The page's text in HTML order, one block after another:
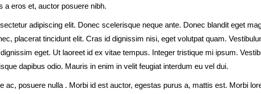
a eros et, auctor posuere nibh.
adipiscing elit. Donec scelerisque neque ante. Donec blandit eget
placerat tincidunt elit. Cras id dignissim nisi, eget volutpat quam.
eget. Ut laoreet id ex vitae tempus. Integer tristique mi ipsum.
dapibus odio. Mauris in enim in velit feugiat interdum eu vel dui.
ac, posuere nulla . Morbi id est auctor, egestas purus a, mattis est. Morbi